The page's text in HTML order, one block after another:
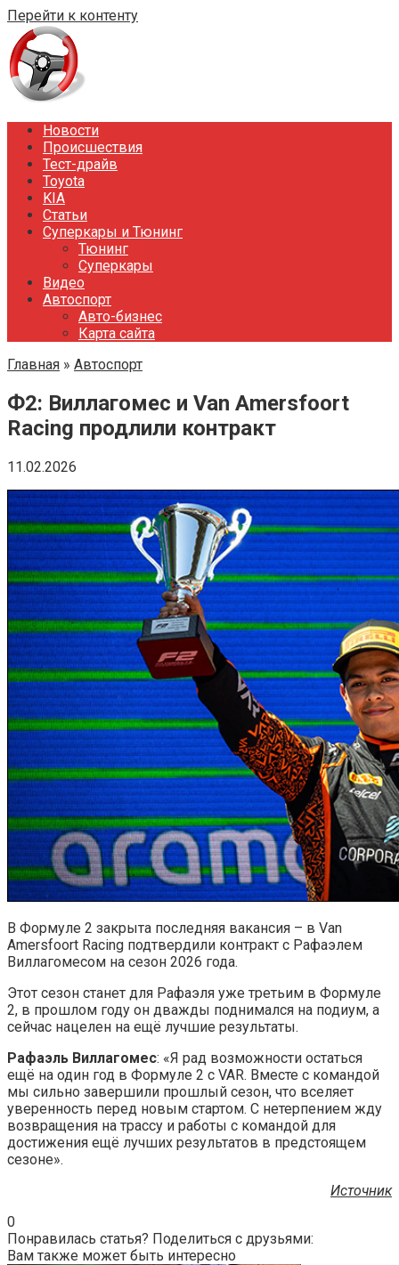
Перейти к контенту
Новости
Происшествия
Тест-драйв
Toyota
KIA
Статьи
Суперкары и Тюнинг
Тюнинг
Суперкары
Видео
Автоспорт
Авто-бизнес
Карта сайта
Главная » Автоспорт
Ф2: Виллагомес и Van Amersfoort
Racing продлили контракт
11.02.2026
В Формуле 2 закрыта последняя вакансия – в Van
Amersfoort Racing подтвердили контракт с Рафаэлем
Виллагомесом на сезон 2026 года.
Этот сезон станет для Рафаэля уже третьим в Формуле
2, в прошлом году он дважды поднимался на подиум, а
сейчас нацелен на ещё лучшие результаты.
Рафаэль Виллагомес: «Я рад возможности остаться
ещё на один год в Формуле 2 с VAR. Вместе с командой
мы сильно завершили прошлый сезон, что вселяет
уверенность перед новым стартом. С нетерпением жду
возвращения на трассу и работы с командой для
достижения ещё лучших результатов в предстоящем
сезоне».
Источник
0
Понравилась статья? Поделиться с друзьями:
Вам также может быть интересно